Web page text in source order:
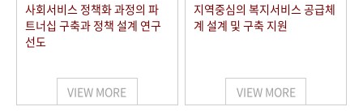
사회서비스 정책화 과정의 파
트너십 구축과 정책 설계 연구
선도
VIEW MORE
지역중심의 복지서비스 공급체
계 설계 및 구축 지원
VIEW MORE